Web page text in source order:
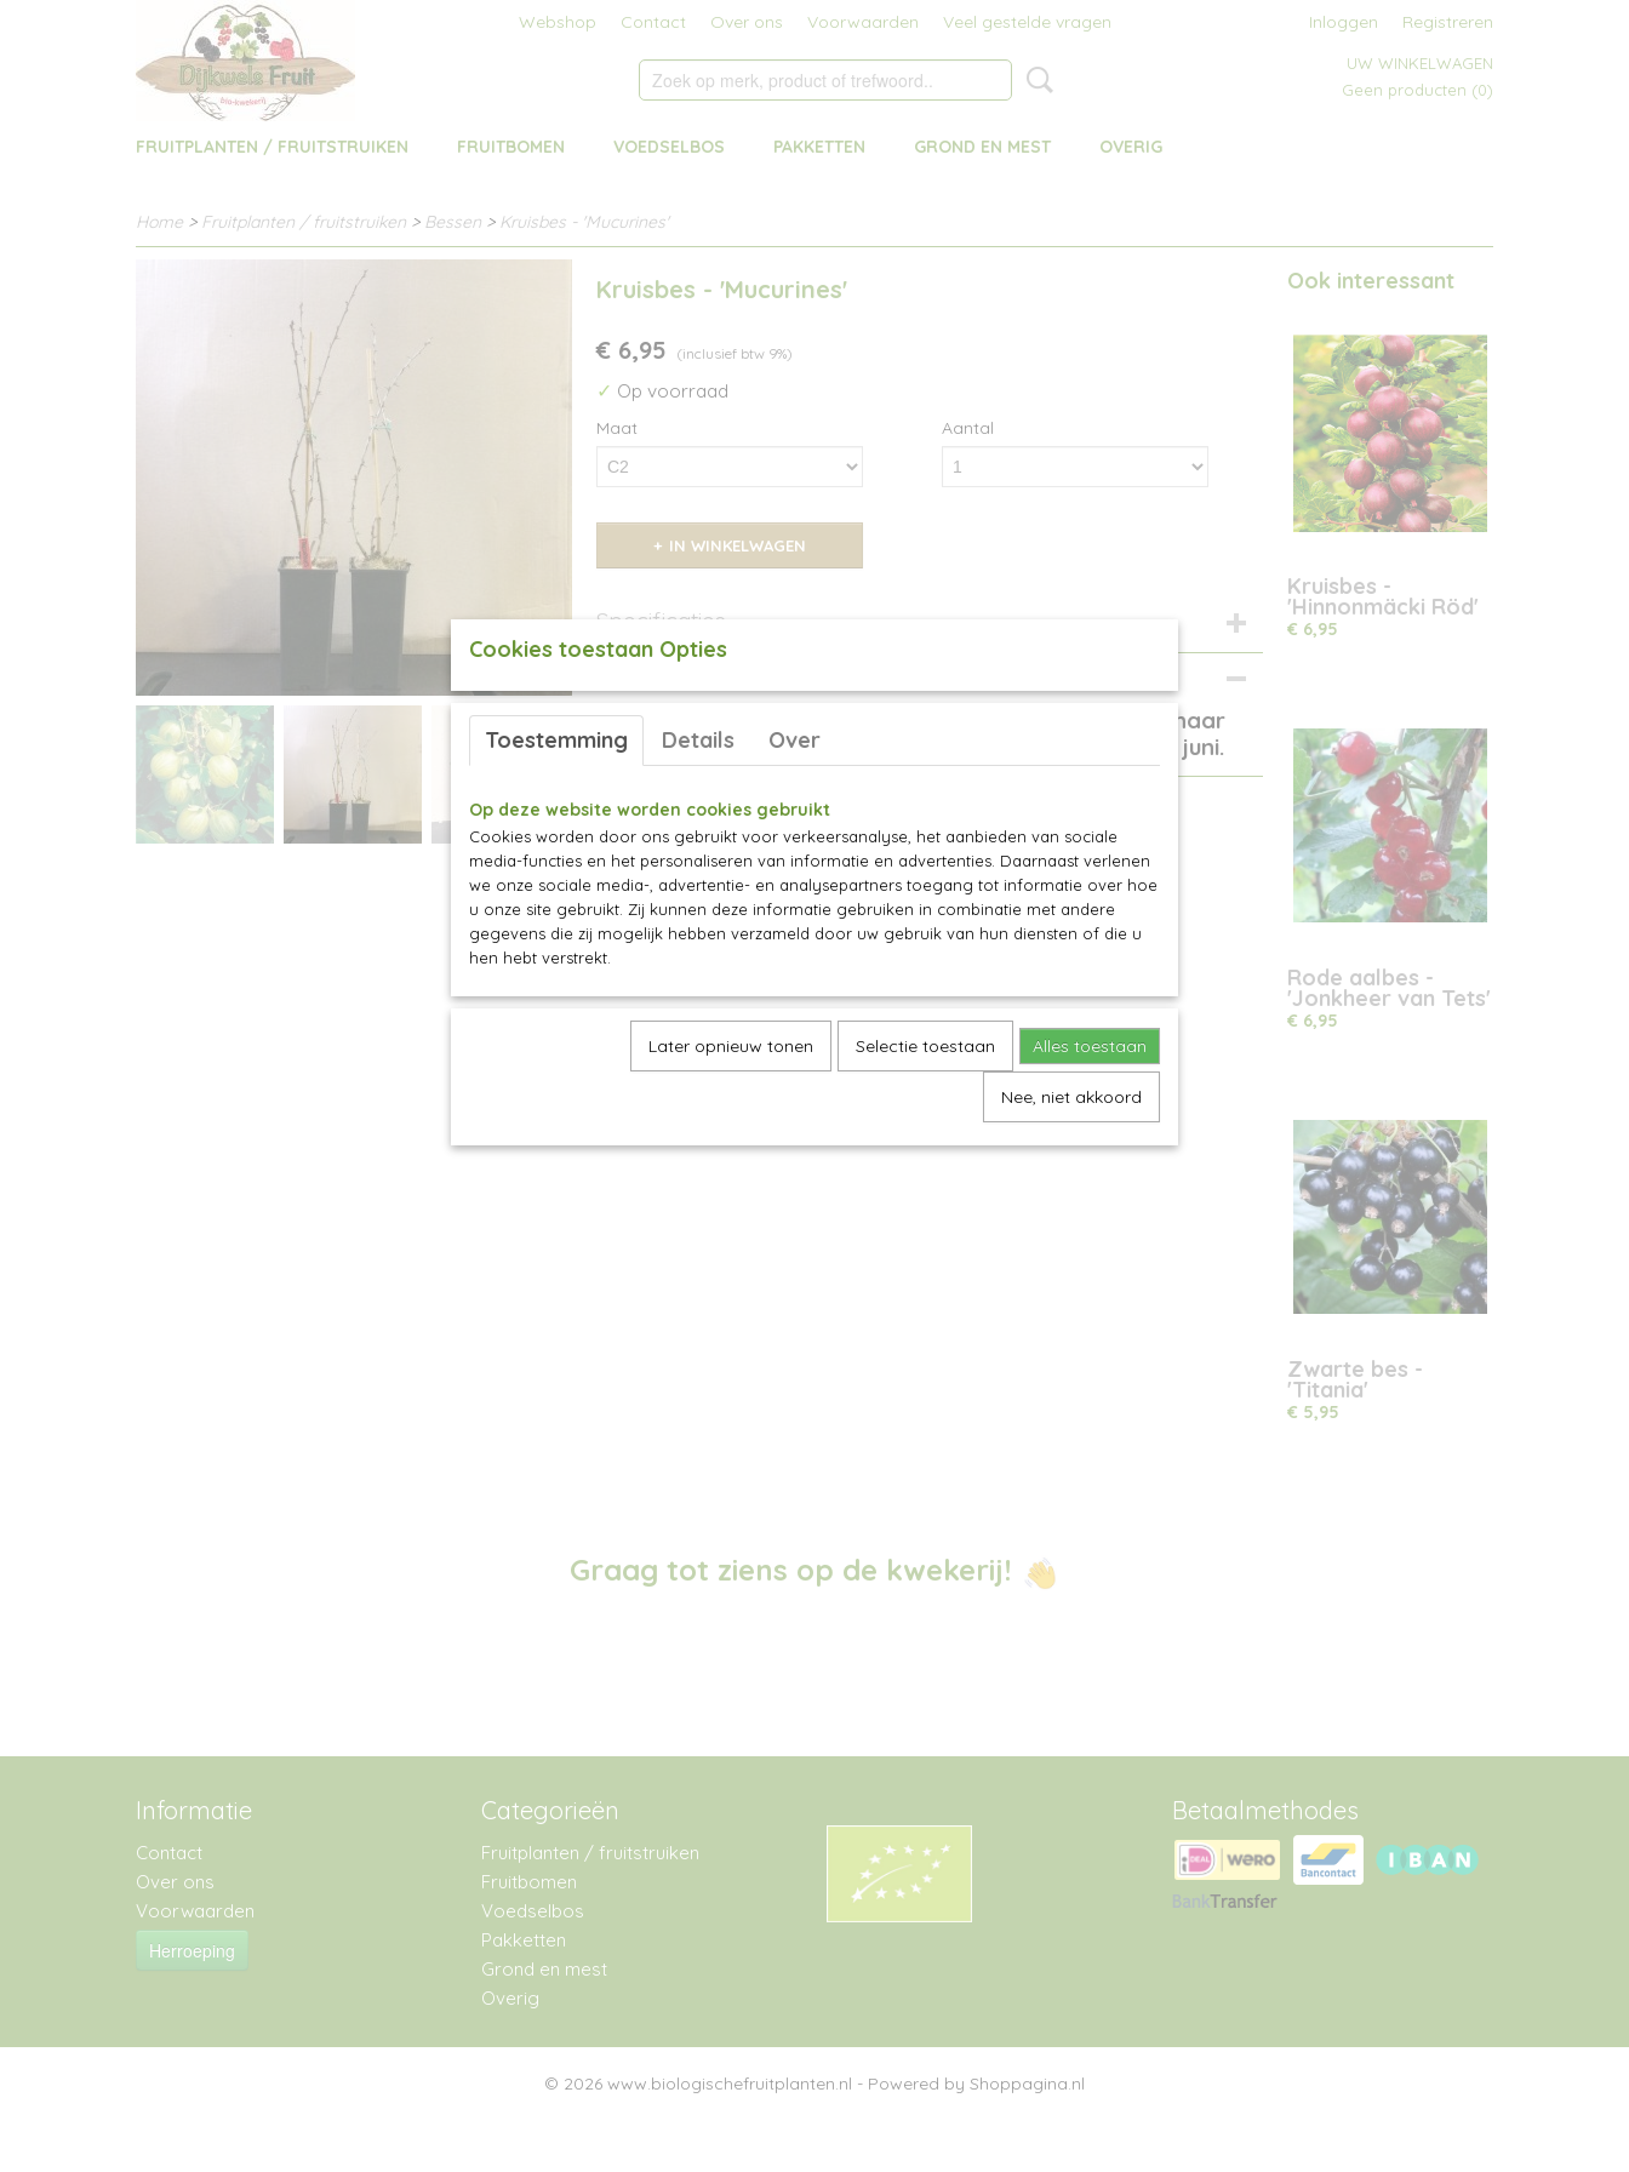
Webshop Contact Over ons Voorwaarden Veel gestelde vragen Inloggen Registreren
UW WINKELWAGEN
Geen producten (0)
FRUITPLANTEN / FRUITSTRUIKEN FRUITBOMEN VOEDSELBOS PAKKETTEN GROND EN MEST OVERIG
Home > Fruitplanten / fruitstruiken > Bessen > Kruisbes - 'Mucurines'
Kruisbes - 'Mucurines'
€ 6,95
(inclusief btw 9%)
✓ Op voorraad
Maat Aantal
IN WINKELWAGEN
Specificaties
Productcode
Afmetingen (l,b,h)
60 x 0 x 0 cm
Een grote, smakelijke groene kruisbes. De kleur neigt naar
geel, hoewel het een groene kruisbes is. Rijping vanaf juni.
Ook interessant
Kruisbes -
'Hinnonmäcki Röd'
€ 6,95
Rode aalbes -
'Jonkheer van Tets'
€ 6,95
Zwarte bes -
'Titania'
€ 5,95
Graag tot ziens op de kwekerij!
Informatie
Contact
Over ons
Voorwaarden
Herroeping
Categorieën
Fruitplanten / fruitstruiken
Fruitbomen
Voedselbos
Pakketten
Grond en mest
Overig
Betaalmethodes
© 2026 www.biologischefruitplanten.nl - Powered by Shoppagina.nl
Cookies toestaan Opties
Toestemming Details Over
Op deze website worden cookies gebruikt
Cookies worden door ons gebruikt voor verkeersanalyse, het aanbieden van sociale
media-functies en het personaliseren van informatie en advertenties. Daarnaast verlenen
we onze sociale media-, advertentie- en analysepartners toegang tot informatie over hoe
u onze site gebruikt. Zij kunnen deze informatie gebruiken in combinatie met andere
gegevens die zij mogelijk hebben verzameld door uw gebruik van hun diensten of die u
hen hebt verstrekt.
Later opnieuw tonen Selectie toestaan Alles toestaan
Nee, niet akkoord